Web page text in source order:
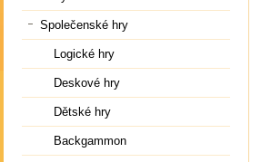
Společenské hry
Logické hry
Deskové hry
Dětské hry
Backgammon